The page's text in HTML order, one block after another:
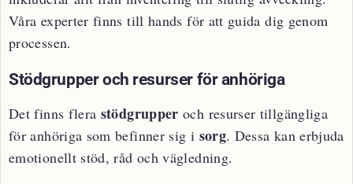
Våra experter finns till hands för att guida dig genom
processen.
Stödgrupper och resurser för anhöriga
Det finns flera stödgrupper och resurser tillgängliga
för anhöriga som befinner sig i sorg. Dessa kan erbjuda
emotionellt stöd, råd och vägledning.